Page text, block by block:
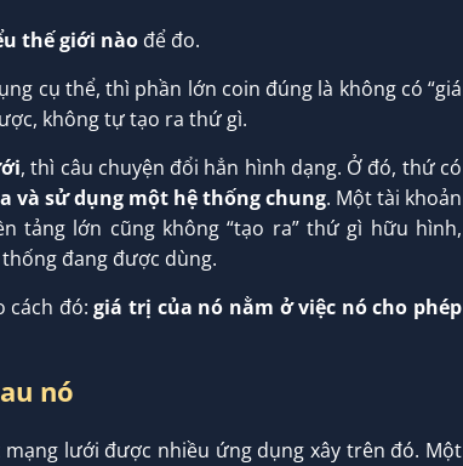
thế giới nào để đo.
cụ thể, thì phần lớn coin đúng là không có “giá
không tự tạo ra thứ gì.
, thì câu chuyện đổi hẳn hình dạng. Ở đó, thứ có
và sử dụng một hệ thống chung. Một tài khoản
tảng lớn cũng không “tạo ra” thứ gì hữu hình,
đang được dùng.
cách đó:giá trị của nó nằm ở việc nó cho phép
nó
lưới được nhiều ứng dụng xây trên đó. Một